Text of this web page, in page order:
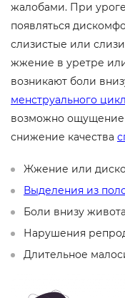
жалобами. При
появляться
слизистые или
жжение в уретре
возникают боли
менструального
возможно ощущение
снижение качества
Жжение или
Выделения из
Боли внизу
Нарушения
Длительное